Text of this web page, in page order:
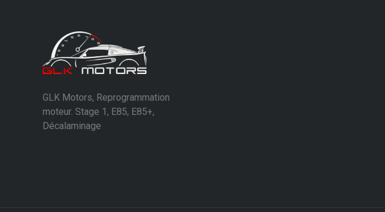
GLK Motors, Reprogrammation
moteur. Stage 1, E85, E85+,
Décalaminage